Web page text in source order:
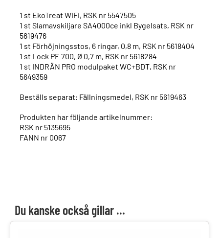
1 st EkoTreat WiFi, RSK nr 5547505
1 st Slamavskiljare SA4000ce inkl Bygelsats, RSK nr
5619476
1 st Förhöjningsstos, 6 ringar, 0,8 m, RSK nr 5618404
1 st Lock PE 700, Ø 0,7 m, RSK nr 5618284
1 st INDRÄN PRO modulpaket WC+BDT, RSK nr
5649359
Beställs separat: Fällningsmedel, RSK nr 5619463
Produkten har följande artikelnummer:
RSK nr 5135695
FANN nr 0067
Du kanske också gillar …